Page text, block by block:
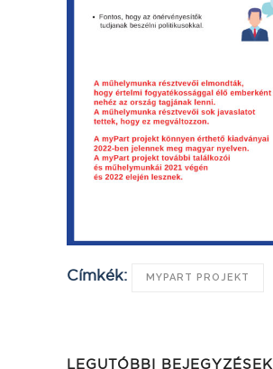
Címkék: MYPART PROJEKT
LEGUTÓBBI BEJEGYZÉSEK